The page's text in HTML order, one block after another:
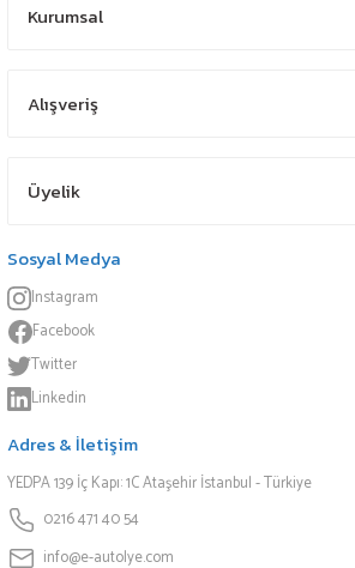
Kurumsal
Alışveriş
Üyelik
Sosyal Medya
Instagram
Facebook
Twitter
Linkedin
Adres & İletişim
YEDPA 139 İç Kapı: 1C Ataşehir İstanbul - Türkiye
0216 471 40 54
info@e-autolye.com